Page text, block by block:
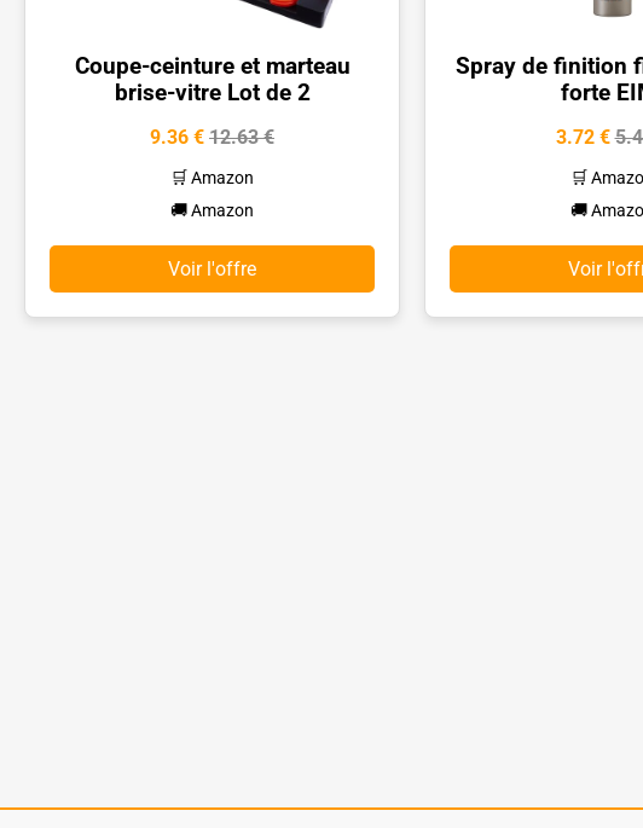
Coupe-ceinture et marteau
brise-vitre Lot de 2
9.36 € 12.63 €
🛒 Amazon
🚚 Amazon
Voir l'offre
Spray de finition
forte
3.72 €
🛒
🚚
Voir